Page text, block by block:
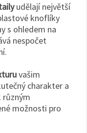
udělají největší
knoflíky
s ohledem na
nespočet
vašim
charakter a
různým
možnosti pro